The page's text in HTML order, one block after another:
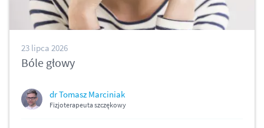
23 lipca 2026
Bóle głowy
dr Tomasz Marciniak
Fizjoterapeuta szczękowy